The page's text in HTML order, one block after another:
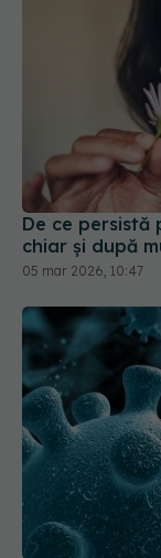
De ce persistă
chiar și după
05 mar 2026, 10:47